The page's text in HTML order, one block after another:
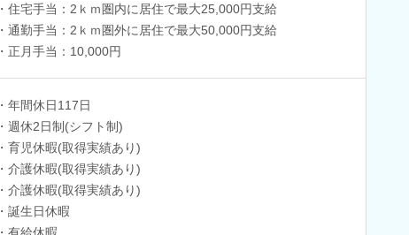
・住宅手当：2ｋｍ圏内に居住で最大25,000円支給
・通勤手当：2ｋｍ圏外に居住で最大50,000円支給
・正月手当：10,000円
・年間休日117日
・週休2日制(シフト制)
・育児休暇(取得実績あり)
・介護休暇(取得実績あり)
・介護休暇(取得実績あり)
・誕生日休暇
・有給休暇